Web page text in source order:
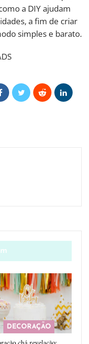
a DIY ajudam
a fim de criar
simples e barato.
DECORAÇÃO